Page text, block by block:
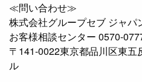
≪問い合わせ≫
株式会社グループセブ ジャパ
お客様相談センター 0570-
〒141-0022東京都品川区東
ル